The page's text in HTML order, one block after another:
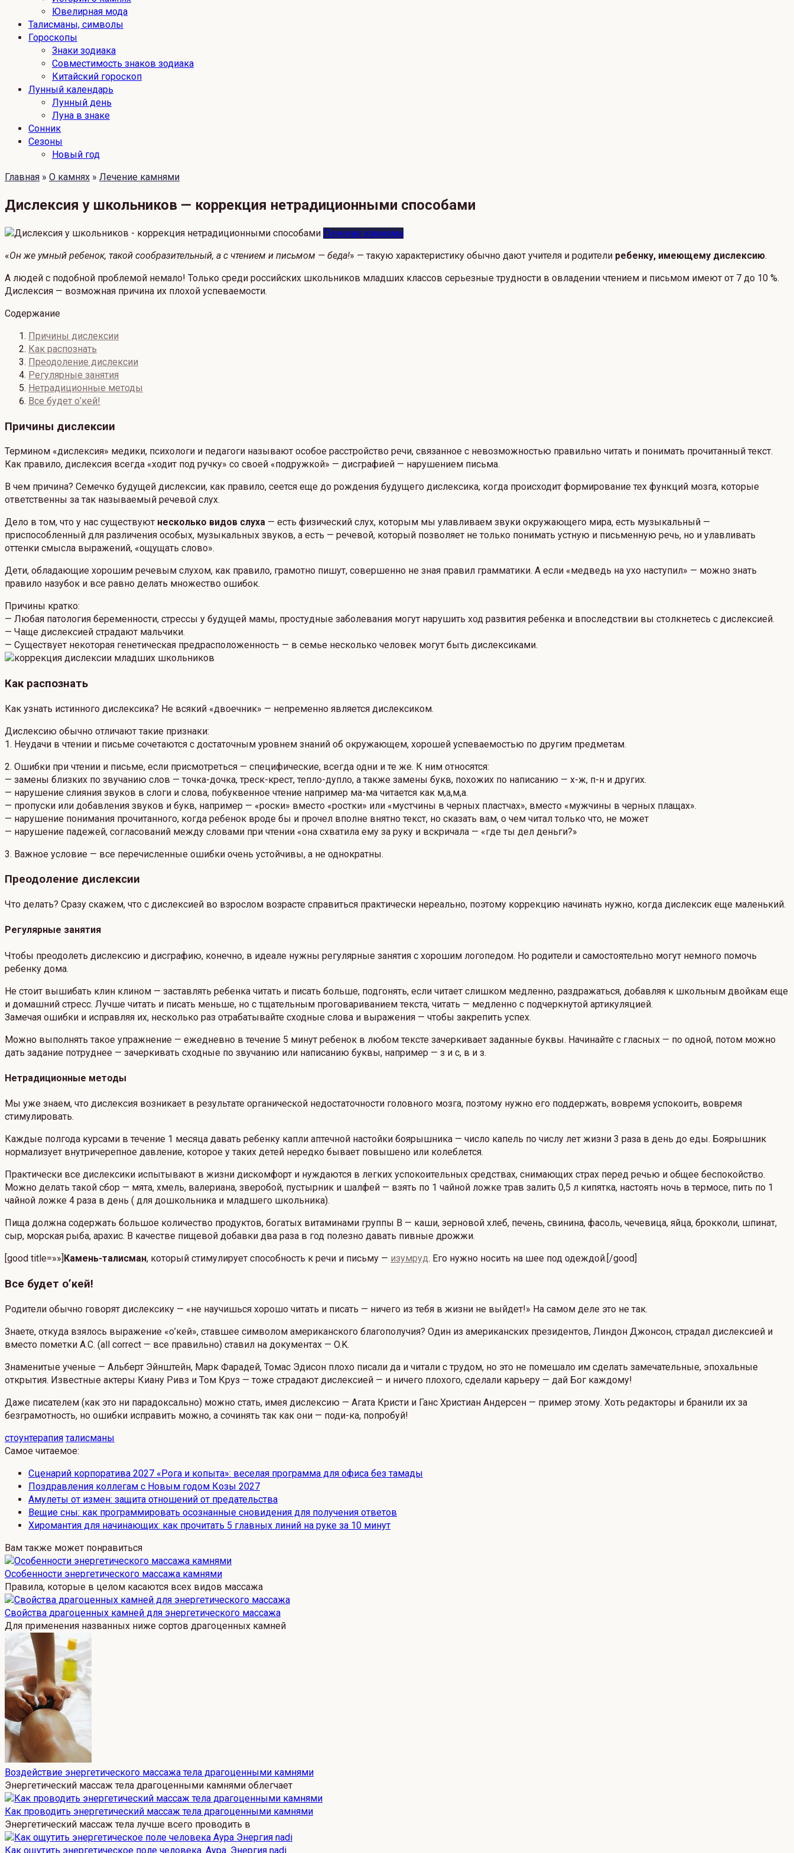
Ювелирная мода
Талисманы, символы
Гороскопы
Знаки зодиака
Совместимость знаков зодиака
Китайский гороскоп
Лунный календарь
Лунный день
Луна в знаке
Сонник
Сезоны
Новый год
Главная » О камнях » Лечение камнями
Дислексия у школьников — коррекция нетрадиционными способами
Лечение камнями
«Он же умный ребенок, такой сообразительный, а с чтением и письмом — беда!» — такую характеристику обычно дают учителя и родители ребенку, имеющему дислексию.
А людей с подобной проблемой немало! Только среди российских школьников младших классов серьезные трудности в овладении чтением и письмом имеют от 7 до 10 %.
Дислексия — возможная причина их плохой успеваемости.
Содержание
Причины дислексии
Как распознать
Преодоление дислексии
Регулярные занятия
Нетрадиционные методы
Все будет о’кей!
Причины дислексии
Термином «дислексия» медики, психологи и педагоги называют особое расстройство речи, связанное с невозможностью правильно читать и понимать прочитанный текст.
Как правило, дислексия всегда «ходит под ручку» со своей «подружкой» — дисграфией — нарушением письма.
В чем причина? Семечко будущей дислексии, как правило, сеется еще до рождения будущего дислексика, когда происходит формирование тех функций мозга, которые
ответственны за так называемый речевой слух.
Дело в том, что у нас существуют несколько видов слуха — есть физический слух, которым мы улавливаем звуки окружающего мира, есть музыкальный —
приспособленный для различения особых, музыкальных звуков, а есть — речевой, который позволяет не только понимать устную и письменную речь, но и улавливать
оттенки смысла выражений, «ощущать слово».
Дети, обладающие хорошим речевым слухом, как правило, грамотно пишут, совершенно не зная правил грамматики. А если «медведь на ухо наступил» — можно знать
правило назубок и все равно делать множество ошибок.
Причины кратко:
— Любая патология беременности, стрессы у будущей мамы, простудные заболевания могут нарушить ход развития ребенка и впоследствии вы столкнетесь с дислексией.
— Чаще дислексией страдают мальчики.
— Существует некоторая генетическая предрасположенность — в семье несколько человек могут быть дислексиками.
Как распознать
Как узнать истинного дислексика? Не всякий «двоечник» — непременно является дислексиком.
Дислексию обычно отличают такие признаки:
1. Неудачи в чтении и письме сочетаются с достаточным уровнем знаний об окружающем, хорошей успеваемостью по другим предметам.
2. Ошибки при чтении и письме, если присмотреться — специфические, всегда одни и те же. К ним относятся:
— замены близких по звучанию слов — точка-дочка, треск-крест, тепло-дупло, а также замены букв, похожих по написанию — х-ж, п-н и других.
— нарушение слияния звуков в слоги и слова, побуквенное чтение например ма-ма читается как м,а,м,а.
— пропуски или добавления звуков и букв, например — «роски» вместо «ростки» или «мустчины в черных пластчах», вместо «мужчины в черных плащах».
— нарушение понимания прочитанного, когда ребенок вроде бы и прочел вполне внятно текст, но сказать вам, о чем читал только что, не может
— нарушение падежей, согласований между словами при чтении «она схватила ему за руку и вскричала — «где ты дел деньги?»
3. Важное условие — все перечисленные ошибки очень устойчивы, а не однократны.
Преодоление дислексии
Что делать? Сразу скажем, что с дислексией во взрослом возрасте справиться практически нереально, поэтому коррекцию начинать нужно, когда дислексик еще маленький.
Регулярные занятия
Чтобы преодолеть дислексию и дисграфию, конечно, в идеале нужны регулярные занятия с хорошим логопедом. Но родители и самостоятельно могут немного помочь
ребенку дома.
Не стоит вышибать клин клином — заставлять ребенка читать и писать больше, подгонять, если читает слишком медленно, раздражаться, добавляя к школьным двойкам еще
и домашний стресс. Лучше читать и писать меньше, но с тщательным проговариванием текста, читать — медленно с подчеркнутой артикуляцией.
Замечая ошибки и исправляя их, несколько раз отрабатывайте сходные слова и выражения — чтобы закрепить успех.
Можно выполнять такое упражнение — ежедневно в течение 5 минут ребенок в любом тексте зачеркивает заданные буквы. Начинайте с гласных — по одной, потом можно
дать задание потруднее — зачеркивать сходные по звучанию или написанию буквы, например — з и с, в и з.
Нетрадиционные методы
Мы уже знаем, что дислексия возникает в результате органической недостаточности головного мозга, поэтому нужно его поддержать, вовремя успокоить, вовремя
стимулировать.
Каждые полгода курсами в течение 1 месяца давать ребенку капли аптечной настойки боярышника — число капель по числу лет жизни 3 раза в день до еды. Боярышник
нормализует внутричерепное давление, которое у таких детей нередко бывает повышено или колеблется.
Практически все дислексики испытывают в жизни дискомфорт и нуждаются в легких успокоительных средствах, снимающих страх перед речью и общее беспокойство.
Можно делать такой сбор — мята, хмель, валериана, зверобой, пустырник и шалфей — взять по 1 чайной ложке трав залить 0,5 л кипятка, настоять ночь в термосе, пить по 1
чайной ложке 4 раза в день ( для дошкольника и младшего школьника).
Пища должна содержать большое количество продуктов, богатых витаминами группы В — каши, зерновой хлеб, печень, свинина, фасоль, чечевица, яйца, брокколи, шпинат,
сыр, морская рыба, арахис. В качестве пищевой добавки два раза в год полезно давать пивные дрожжи.
[good title=»»] Камень-талисман, который стимулирует способность к речи и письму — изумруд. Его нужно носить на шее под одеждой.[/good]
Все будет о’кей!
Родители обычно говорят дислексику — «не научишься хорошо читать и писать — ничего из тебя в жизни не выйдет!» На самом деле это не так.
Знаете, откуда взялось выражение «о’кей», ставшее символом американского благополучия? Один из американских президентов, Линдон Джонсон, страдал дислексией и
вместо пометки A.C. (all correct — все правильно) ставил на документах — O.K.
Знаменитые ученые — Альберт Эйнштейн, Марк Фарадей, Томас Эдисон плохо писали да и читали с трудом, но это не помешало им сделать замечательные, эпохальные
открытия. Известные актеры Киану Ривз и Том Круз — тоже страдают дислексией — и ничего плохого, сделали карьеру — дай Бог каждому!
Даже писателем (как это ни парадоксально) можно стать, имея дислексию — Агата Кристи и Ганс Христиан Андерсен — пример этому. Хоть редакторы и бранили их за
безграмотность, но ошибки исправить можно, а сочинять так как они — поди-ка, попробуй!
стоунтерапия талисманы
Самое читаемое:
Сценарий корпоратива 2027 «Рога и копыта»: веселая программа для офиса без тамады
Поздравления коллегам с Новым годом Козы 2027
Амулеты от измен: защита отношений от предательства
Вещие сны: как программировать осознанные сновидения для получения ответов
Хиромантия для начинающих: как прочитать 5 главных линий на руке за 10 минут
Вам также может понравиться
Особенности энергетического массажа камнями
Правила, которые в целом касаются всех видов массажа
Свойства драгоценных камней для энергетического массажа
Для применения названных ниже сортов драгоценных камней
Воздействие энергетического массажа тела драгоценными камнями
Энергетический массаж тела драгоценными камнями облегчает
Как проводить энергетический массаж тела драгоценными камнями
Энергетический массаж тела лучше всего проводить в
Как ощутить энергетическое поле человека. Аура. Энергия nadi